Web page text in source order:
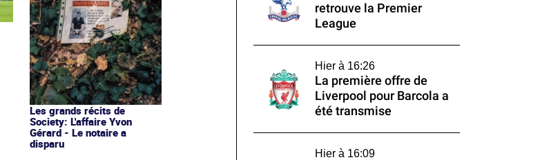
Les grands récits de
Society: L'affaire Yvon
Gérard - Le notaire a
disparu
retrouve la Premier
League
Hier à 16:26
La première offre de
Liverpool pour Barcola a
été transmise
Hier à 16:09